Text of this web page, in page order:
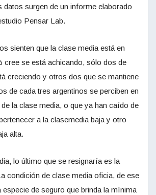
datos surgen de un informe elaborado
Pensar Lab.
sienten que la clase media está en
cree se está achicando, sólo dos de
creciendo y otros dos que se mantiene
de cada tres argentinos se perciben en
la clase media, o que ya han caído de
a la clasemedia baja y otro
alta.
lo último que se resignaría es la
condición de clase media oficia, de ese
de seguro que brinda la mínima